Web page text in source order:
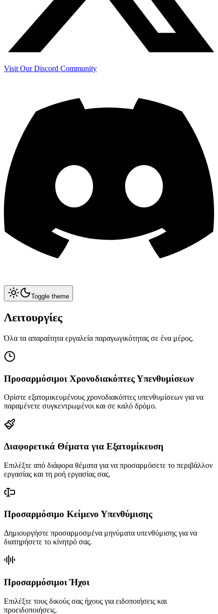
Visit Our Discord Community
Toggle theme
Λειτουργίες
Όλα τα απαραίτητα εργαλεία παραγωγικότητας σε ένα μέρος.
Προσαρμόσιμοι Χρονοδιακόπτες Υπενθυμίσεων
Ορίστε εξατομικευμένους χρονοδιακόπτες υπενθυμίσεων για να
παραμένετε συγκεντρωμένοι και σε καλό δρόμο.
Διαφορετικά Θέματα για Εξατομίκευση
Επιλέξτε από διάφορα θέματα για να προσαρμόσετε το περιβάλλον
εργασίας και τη ροή εργασίας σας.
Προσαρμόσιμο Κείμενο Υπενθύμισης
Δημιουργήστε προσαρμοσμένα μηνύματα υπενθύμισης για να
διατηρήσετε το κίνητρό σας.
Προσαρμόσιμοι Ήχοι
Επιλέξτε τους δικούς σας ήχους για ειδοποιήσεις και
προειδοποιήσεις.